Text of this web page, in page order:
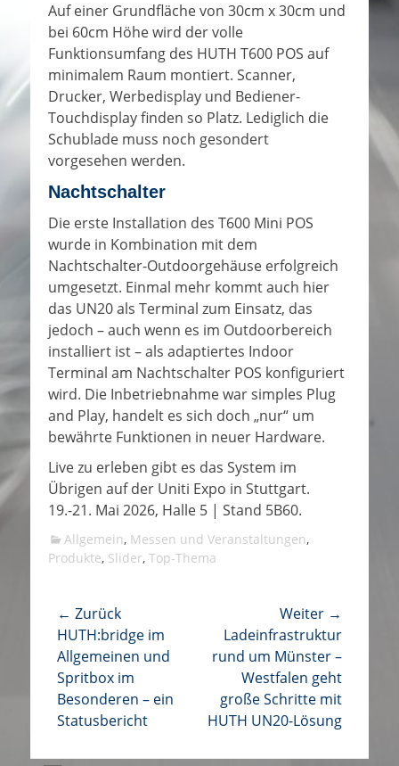
Auf einer Grundfläche von 30cm x 30cm und
bei 60cm Höhe wird der volle
Funktionsumfang des HUTH T600 POS auf
minimalem Raum montiert. Scanner,
Drucker, Werbedisplay und Bediener-
Touchdisplay finden so Platz. Lediglich die
Schublade muss noch gesondert
vorgesehen werden.
Nachtschalter
Die erste Installation des T600 Mini POS
wurde in Kombination mit dem
Nachtschalter-Outdoorgehäuse erfolgreich
umgesetzt. Einmal mehr kommt auch hier
das UN20 als Terminal zum Einsatz, das
jedoch – auch wenn es im Outdoorbereich
installiert ist – als adaptiertes Indoor
Terminal am Nachtschalter POS konfiguriert
wird. Die Inbetriebnahme war simples Plug
and Play, handelt es sich doch „nur“ um
bewährte Funktionen in neuer Hardware.
Live zu erleben gibt es das System im
Übrigen auf der Uniti Expo in Stuttgart.
19.-21. Mai 2026, Halle 5 | Stand 5B60.
Kategorien
Allgemein, Messen und Veranstaltungen,
Produkte, Slider, Top-Thema
Beitragsnavigation
← Zurück
Vorhergehender
Beitrag:
HUTH:bridge im
Allgemeinen und
Spritbox im
Besonderen – ein
Statusbericht
Weiter →
Nächster
Beitrag:
Ladeinfrastruktur
rund um Münster –
Westfalen geht
große Schritte mit
HUTH UN20-Lösung